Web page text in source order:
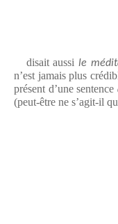
disait aussi le
n’est jamais plus
présent d’une sentence
(peut-être ne s’agit-il